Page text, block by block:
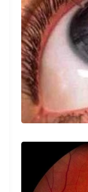
pazienti,
nei
Il dott.